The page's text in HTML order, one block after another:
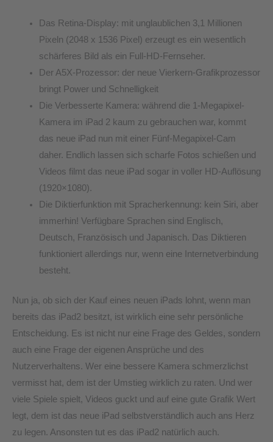
Das Retina-Display: mit unglaublichen 3,1 Millionen
Pixeln (2048 x 1536 Pixel) erzeugt es ein wesentlich
schärferes Bild als ein Full-HD-Fernseher.
Der A5X-Prozessor: der neue Vierkern-Grafikprozessor
bringt Power und Schnelligkeit
Die Verbesserte Kamera: während die 1-Megapixel-
Kamera im iPad 2 kaum zu gebrauchen war, kommt
das neue iPad nun mit einer Fünf-Megapixel-Cam
daher. Endlich lassen sich scharfe Fotos schießen und
Videos filmt das neue iPad sogar in voller HD-Auflösung
(1920×1080).
Die Diktierfunktion mit Spracherkennung: kein Siri, aber
immerhin! Verfügbare Sprachen sind Englisch,
Deutsch, Französisch und Japanisch. Das Diktieren
funktioniert allerdings nur, wenn eine Internetverbindung
besteht.
Nun ja, ob sich der Kauf eines neuen iPads lohnt, wenn man
bereits das iPad2 besitzt, ist wirklich eine sehr persönliche
Entscheidung. Es ist nicht nur eine Frage des Geldes, sondern
auch eine Frage der eigenen Ansprüche und des
Nutzerverhaltens. Wer eine bessere Kamera schmerzlichst
vermisst hat, dem ist der Umstieg wirklich zu raten. Und wer
viele Spiele spielt, Videos guckt und auf eine gute Grafik Wert
legt, dem ist das neue iPad selbstverständlich auch ans Herz
zu legen. Ansonsten tut es das iPad2 natürlich auch.